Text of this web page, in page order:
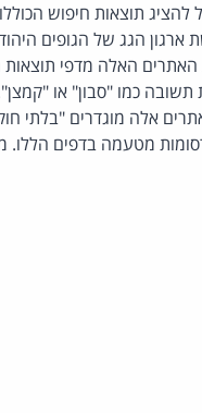
תוצאות חיפוש
הגג של הגופים
האתרים האלה מדפי
תשובה כמו "סבון" או
אלה מוגדרים "בלתי
מטעמה בדפים הללו.